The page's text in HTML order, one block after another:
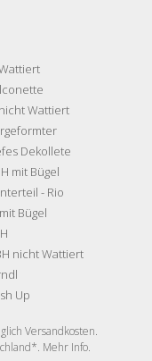
Wattiert
Dekollete
mit Bügel
- Rio
Bügel
nicht Wattiert
Up
Versandkosten.
Mehr Info.